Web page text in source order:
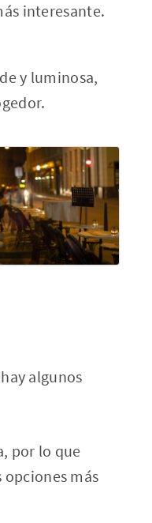
interesante.
y luminosa,
algunos
por lo que
opciones más